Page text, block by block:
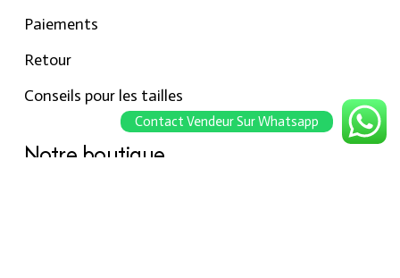
Paiements
Retour
Conseils pour les tailles
Notre boutique
Contact Vendeur Sur Whatsapp